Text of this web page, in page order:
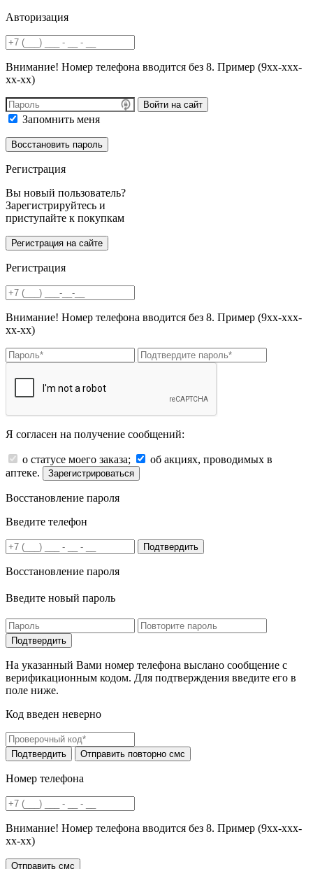
Авторизация
Внимание! Номер телефона вводится без 8. Пример (9хх-ххх-
хх-хх)
Войти на сайт
Запомнить меня
Регистрация
Вы новый пользователь?
Зарегистрируйтесь и
приступайте к покупкам
Регистрация
Внимание! Номер телефона вводится без 8. Пример (9хх-ххх-
хх-хх)
Я согласен на получение сообщений:
о статусе моего заказа;
об акциях, проводимых в
аптеке.
Зарегистрироваться
Восстановление пароля
Введите телефон
Подтвердить
Восстановление пароля
Введите новый пароль
На указанный Вами номер телефона выслано сообщение с
верификационным кодом. Для подтверждения введите его в
поле ниже.
Код введен неверно
Номер телефона
Внимание! Номер телефона вводится без 8. Пример (9хх-ххх-
хх-хх)